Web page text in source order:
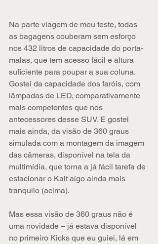
Na parte viagem de meu teste, todas
as bagagens couberam sem esforço
nos 432 litros de capacidade do porta-
malas, que tem acesso fácil e altura
suficiente para poupar a sua coluna.
Gostei da capacidade dos faróis, com
lâmpadas de LED, comparativamente
mais competentes que nos
antecessores desse SUV. E gostei
mais ainda, da visão de 360 graus
simulada com a montagem da imagem
das câmeras, disponível na tela da
multimídia, que torna a já fácil tarefa de
estacionar o Kait algo ainda mais
tranquilo (acima).
Mas essa visão de 360 graus não é
uma novidade – já estava disponível
no primeiro Kicks que eu guiei, lá em